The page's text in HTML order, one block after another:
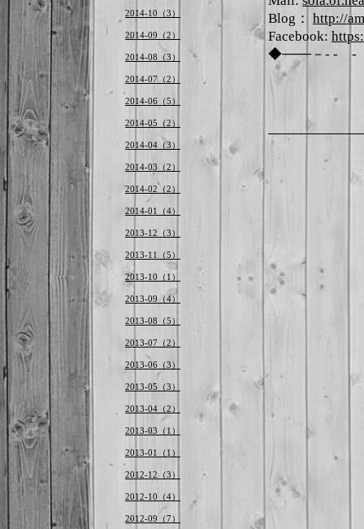
Blog： http://
Facebook:
◆───－-
2014-10（3）
2014-09（2）
2014-08（3）
2014-07（2）
2014-06（5）
2014-05（2）
2014-04（3）
2014-03（2）
2014-02（2）
2014-01（4）
2013-12（3）
2013-11（5）
2013-10（1）
2013-09（4）
2013-08（5）
2013-07（2）
2013-06（3）
2013-05（3）
2013-04（2）
2013-03（1）
2013-01（1）
2012-12（3）
2012-10（4）
2012-09（7）